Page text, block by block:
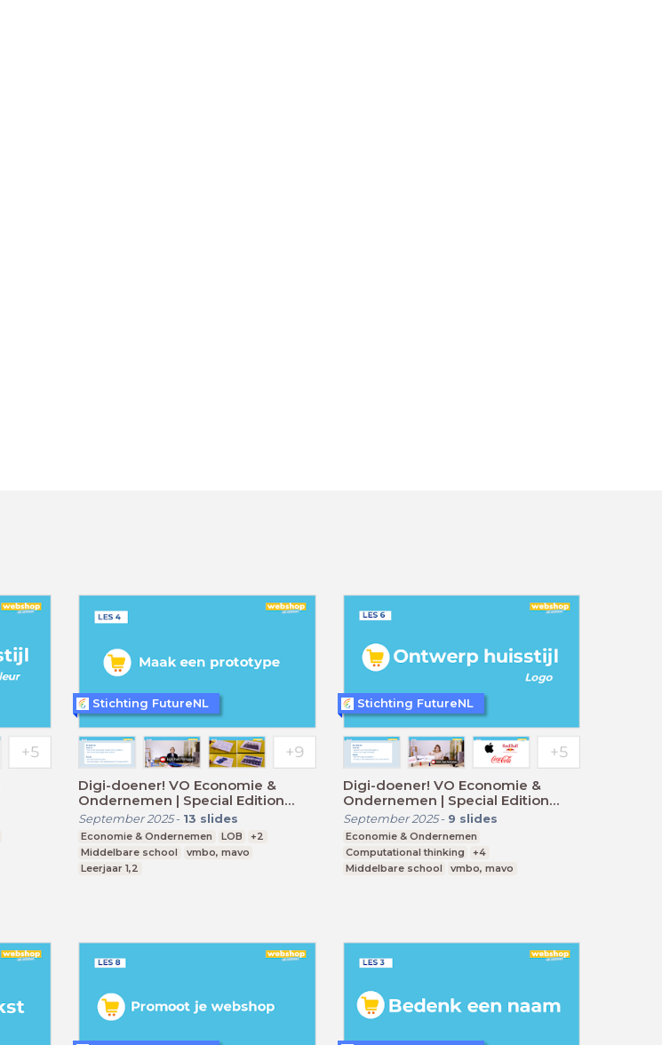
Digi-doener! VO Economie &
Ondernemen | Special Edition
Webshop at School 4
September 2025- 13 slides
Economie & Ondernemen LOB
+2
Middelbare school
vmbo, mavo
Leerjaar 1,2
Stichting FutureNL
Digi-doener! VO Economie &
Ondernemen | Special Edition
Webshop at School 6
September 2025- 9 slides
Economie & Ondernemen
Computational thinking
+4
Middelbare school
vmbo, mavo
Stichting FutureNL